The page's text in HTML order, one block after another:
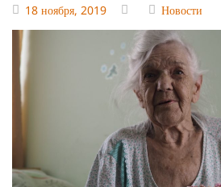
18 ноября, 2019 Новости